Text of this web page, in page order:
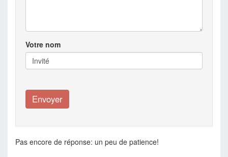
Votre nom
Pas encore de réponse: un peu de patience!